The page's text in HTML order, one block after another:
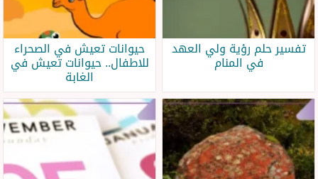
تفسير حلم رؤية ولي العهد
في المنام
حيوانات تعيش في الصحراء
للاطفال.. حيوانات تعيش في
الغابة